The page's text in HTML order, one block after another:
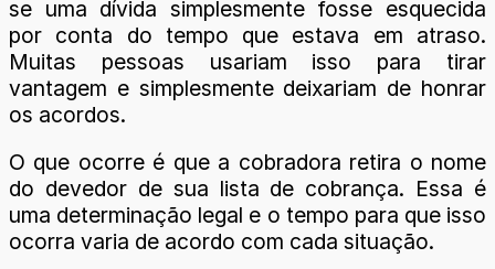
se uma dívida simplesmente fosse esquecida
por conta do tempo que estava em atraso.
Muitas pessoas usariam isso para tirar
vantagem e simplesmente deixariam de honrar
os acordos.
O que ocorre é que a cobradora retira o nome
do devedor de sua lista de cobrança. Essa é
uma determinação legal e o tempo para que isso
ocorra varia de acordo com cada situação.